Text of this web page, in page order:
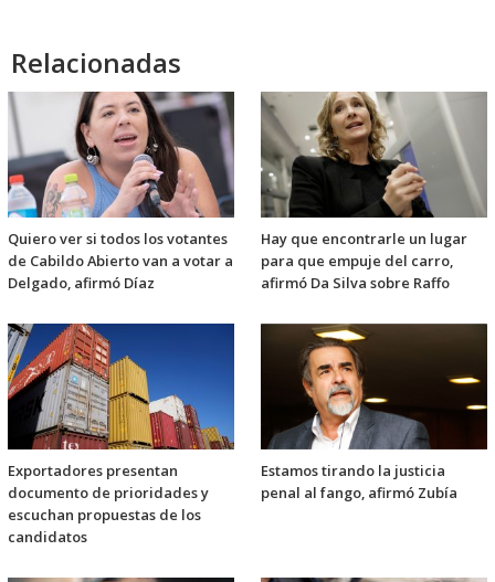
Relacionadas
Quiero ver si todos los votantes
de Cabildo Abierto van a votar a
Delgado, afirmó Díaz
Hay que encontrarle un lugar
para que empuje del carro,
afirmó Da Silva sobre Raffo
Exportadores presentan
documento de prioridades y
escuchan propuestas de los
candidatos
Estamos tirando la justicia
penal al fango, afirmó Zubía